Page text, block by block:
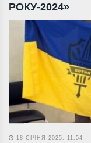
РОКУ-2024»
18 СІЧНЯ 2025, 11:54